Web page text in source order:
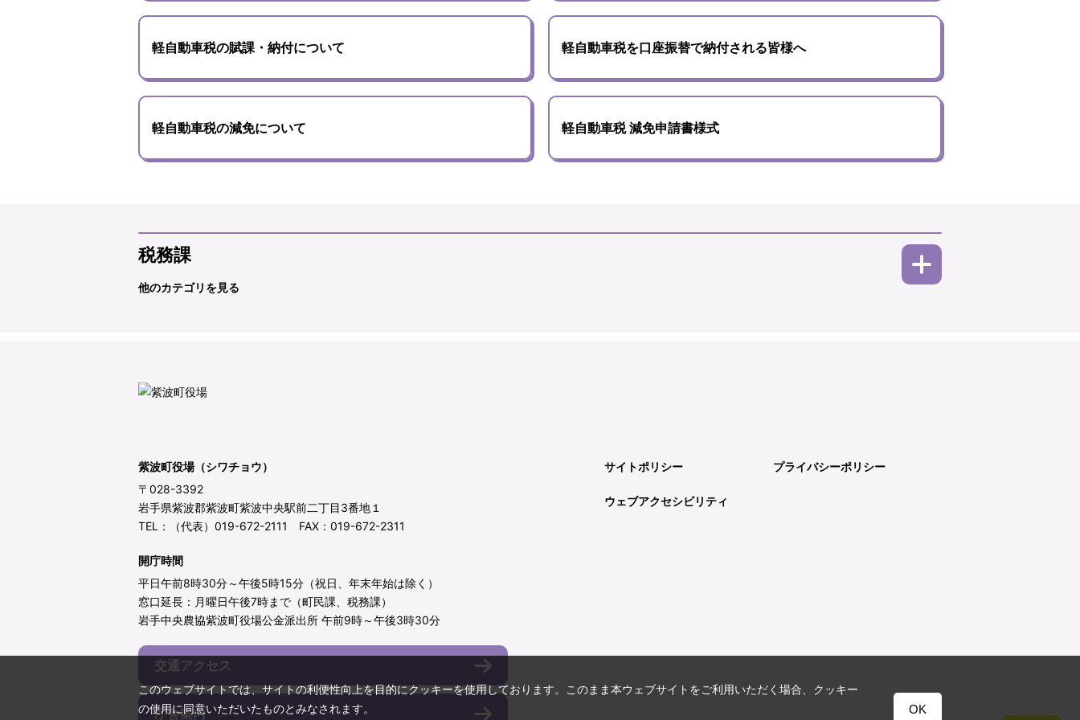
軽自動車税の賦課・納付について 軽自動車税を口座振替で納付される皆様へ
軽自動車税の減免について 軽自動車税 減免申請書様式
税務課
他のカテゴリを見る
紫波町役場（シワチョウ）
〒028-3392
岩手県紫波郡紫波町紫波中央駅前二丁目3番地１
TEL：（代表）019-672-2111 FAX：019-672-2311
開庁時間
平日午前8時30分～午後5時15分（祝日、年末年始は除く）
窓口延長：月曜日午後7時まで（町民課、税務課）
岩手中央農協紫波町役場公金派出所 午前9時～午後3時30分
交通アクセス
庁舎案内
サイトポリシー プライバシーポリシー
ウェブアクセシビリティ
このウェブサイトでは、サイトの利便性向上を目的にクッキーを使用しております。このまま本ウェブサイトをご利用いただく場合、クッキー
の使用に同意いただいたものとみなされます。
OK